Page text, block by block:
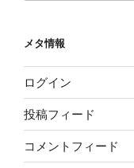
メタ情報
ログイン
投稿フィード
コメントフィード